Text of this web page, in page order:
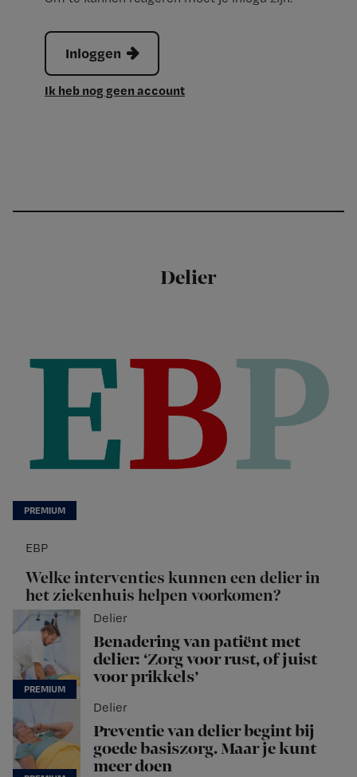
Inloggen
Ik heb nog geen account
Delier
EBP
Welke interventies kunnen een delier in
het ziekenhuis helpen voorkomen?
Delier
Benadering van patiënt met
delier: ‘Zorg voor rust, of juist
voor prikkels’
Delier
Preventie van delier begint bij
goede basiszorg. Maar je kunt
meer doen